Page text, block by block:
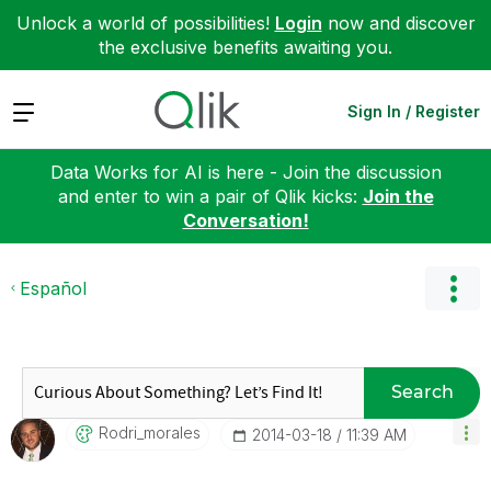
Unlock a world of possibilities! Login now and discover
the exclusive benefits awaiting you.
Expand Sign In / Register
Data Works for AI is here - Join the discussion
and enter to win a pair of Qlik kicks: Join the
Conversation!
Español
Search
Rodri_morales ‎2014-03-18 11:39 AM